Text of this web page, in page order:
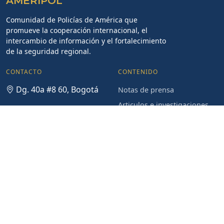
Comunidad de Policías de América que
promueve la cooperación internacional, el
intercambio de información y el fortalecimiento
de la seguridad regional.
CONTACTO
Dg. 40a #8 60, Bogotá
CONTENIDO
Notas de prensa
Articulos e investigaciones